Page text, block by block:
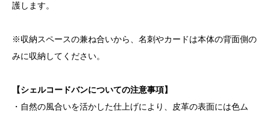
護します。
※収納スペースの兼ね合いから、名刺やカードは本体の背面側の
みに収納してください。
【シェルコードバンについての注意事項】
・自然の風合いを活かした仕上げにより、皮革の表面には色ム